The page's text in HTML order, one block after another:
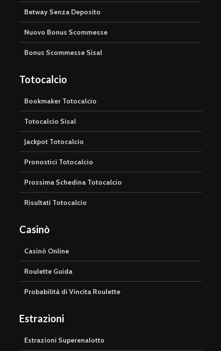
Betway Senza Deposito
Nuovo Bonus Scommesse
Bonus Scommesse Sisal
Totocalcio
Bookmaker Totocalcio
Totocalcio Sisal
Jackpot Totocalcio
Pronostici Totocalcio
Prossima Schedina Totocalcio
Risultati Totocalcio
Casinò
Casinò Online
Roulette Guida
Probabilità di Vincita Roulette
Estrazioni
Estrazioni Superenalotto